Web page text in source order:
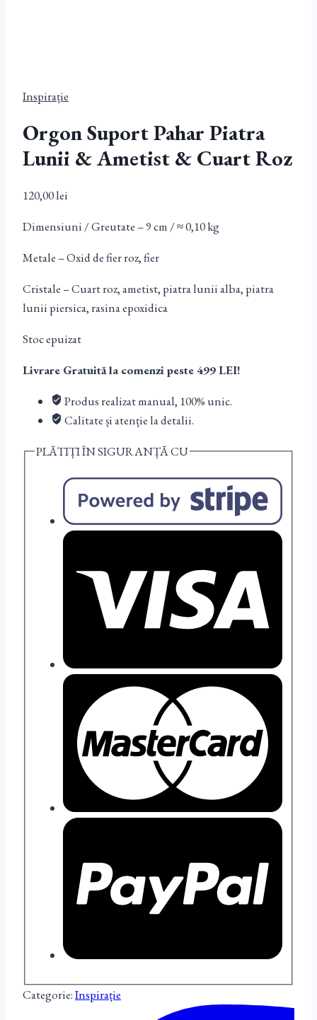
Inspirație
Orgon Suport Pahar Piatra
Lunii & Ametist & Cuart Roz
120,00lei
Dimensiuni / Greutate – 9 cm / ≈ 0,10 kg
Metale – Oxid de fier roz, fier
Cristale – Cuart roz, ametist, piatra lunii alba, piatra
lunii piersica, rasina epoxidica
Stoc epuizat
Livrare Gratuită la comenzi peste 499 LEI!
Produs realizat manual, 100% unic.
Calitate și atenție la detalii.
PLĂTIȚI ÎN SIGURANȚĂ CU
Categorie:Inspirație